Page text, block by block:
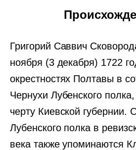
Григорий Саввич
ноября (3 декабря) 1722
окрестностях Полтавы в
Чернухи Лубенского
черту Киевской губернии.
Лубенского полка в
века также упоминаются